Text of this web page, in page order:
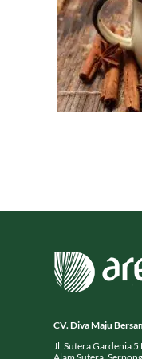
CV. Diva Maju
Jl. Sutera Gardenia 5